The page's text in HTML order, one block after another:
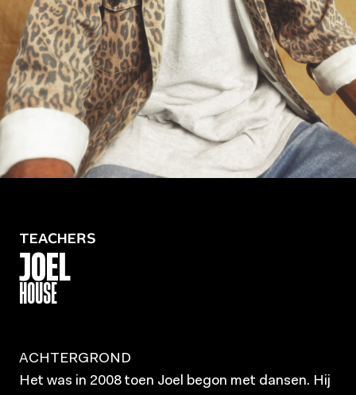
TEACHERS
JOEL
HOUSE
ACHTERGROND
Het was in 2008 toen Joel begon met dansen. Hij